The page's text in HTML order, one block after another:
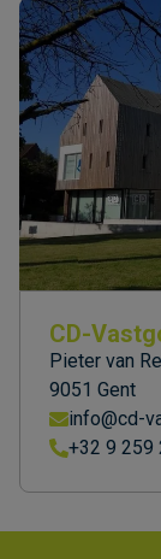
CD-
Pieter van
9051 Gent
info@cd-
+32 9 259